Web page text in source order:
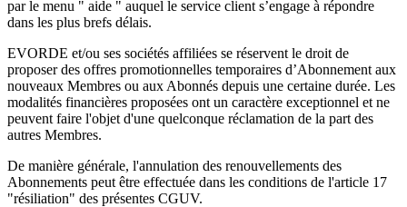
par le menu " aide " auquel le service client s’engage à répondre
dans les plus brefs délais.
EVORDE et/ou ses sociétés affiliées se réservent le droit de
proposer des offres promotionnelles temporaires d’Abonnement aux
nouveaux Membres ou aux Abonnés depuis une certaine durée. Les
modalités financières proposées ont un caractère exceptionnel et ne
peuvent faire l'objet d'une quelconque réclamation de la part des
autres Membres.
De manière générale, l'annulation des renouvellements des
Abonnements peut être effectuée dans les conditions de l'article 17
"résiliation" des présentes CGUV.